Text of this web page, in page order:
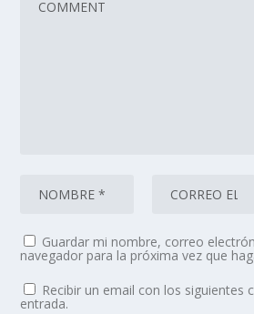
Guardar mi nombre, correo
navegador para la próxima vez que
Recibir un email con los siguientes
entrada.